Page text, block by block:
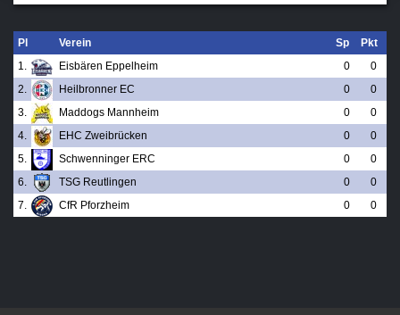
Pl Verein Sp
Pkt
1.
Eisbären Eppelheim 0
0
2.
Heilbronner EC 0
0
3.
Maddogs Mannheim 0
0
4.
EHC Zweibrücken 0
0
5.
Schwenninger ERC 0
0
6.
TSG Reutlingen 0
0
7.
CfR Pforzheim 0 0